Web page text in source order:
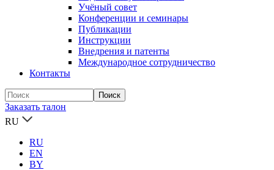
Учёный совет
Конференции и семинары
Публикации
Инструкции
Внедрения и патенты
Международное сотрудничество
Контакты
Заказать талон
RU
RU
EN
BY